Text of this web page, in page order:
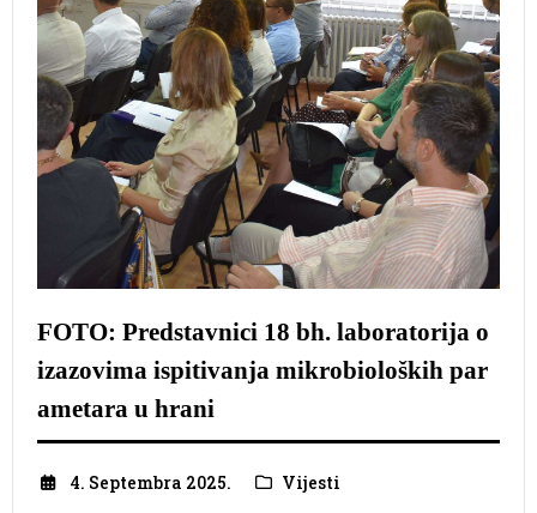
FOTO: Predstavnici 18 bh. laboratorija o
izazovima ispitivanja mikrobioloških par
ametara u hrani
4. Septembra 2025. Vijesti